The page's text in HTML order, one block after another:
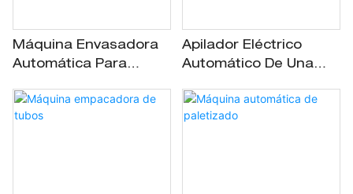
Máquina Envasadora
Automática Para
Apilador Eléctrico
Automático De Una